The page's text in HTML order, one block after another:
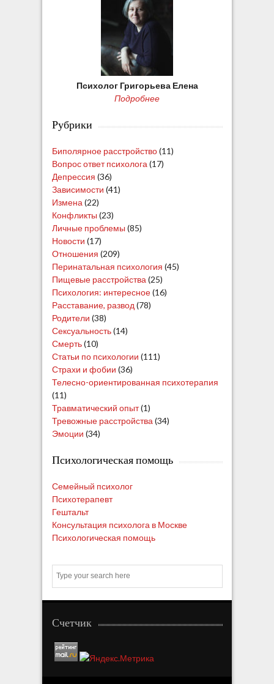
я
п
о
з
а
п
и
с
я
м
Психолог Григорьева Елена
Подробнее
Рубрики
Биполярное расстройство(11)
Вопрос ответ психолога (17)
Депрессия (36)
Зависимости (41)
Измена (22)
Конфликты (23)
Личные проблемы (85)
Новости (17)
Отношения (209)
Перинатальная психология (45)
Пищевые расстройства (25)
Психология: интересное(16)
Расставание, развод (78)
Родители (38)
Сексуальность(14)
Смерть(10)
Статьи по психологии (111)
Страхи и фобии (36)
Телесно-ориентированная психотерапия
(11)
Травматический опыт(1)
Тревожные расстройства (34)
Эмоции (34)
Психологическая помощь
Семейный психолог
Психотерапевт
Гештальт
Консультация психолога в Москве
Психологическая помощь
e
h
Счетчик